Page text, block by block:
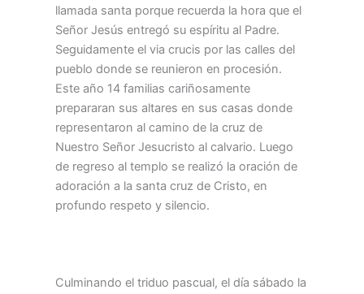
llamada santa porque recuerda la hora que el
Señor Jesús entregó su espíritu al Padre.
Seguidamente el via crucis por las calles del
pueblo donde se reunieron en procesión.
Este año 14 familias cariñosamente
prepararan sus altares en sus casas donde
representaron al camino de la cruz de
Nuestro Señor Jesucristo al calvario. Luego
de regreso al templo se realizó la oración de
adoración a la santa cruz de Cristo, en
profundo respeto y silencio.
Culminando el triduo pascual, el día sábado la